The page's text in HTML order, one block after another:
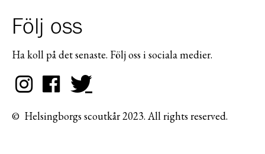
Följ oss
Ha koll på det senaste. Följ oss i sociala medier.
© Helsingborgs scoutkår 2023. All rights reserved.